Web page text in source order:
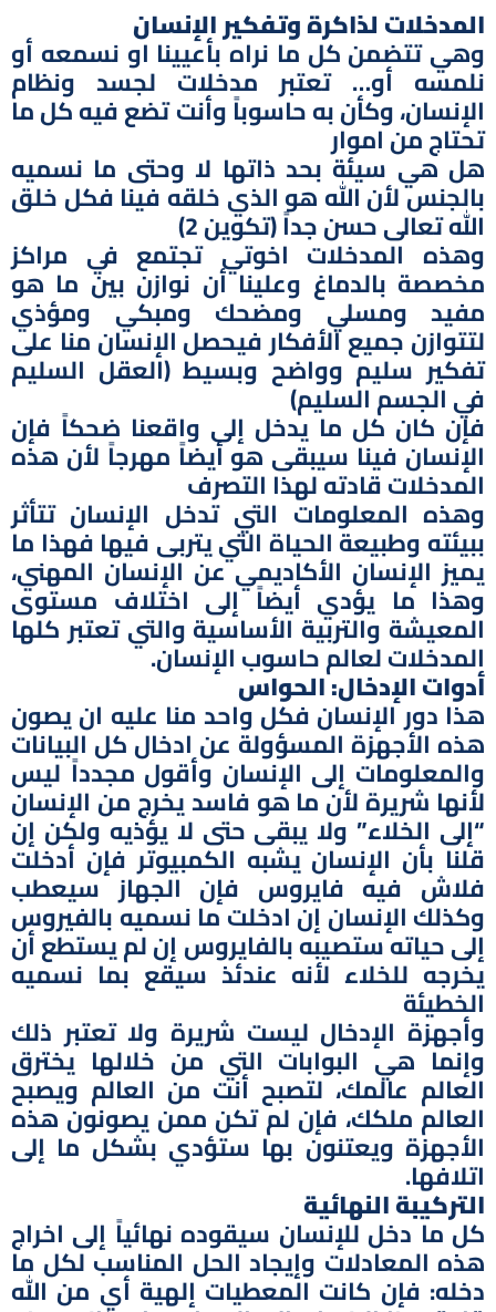
المدخلات لذاكرة وتفكير الإنسان
وهي تتضمن كل ما نراه بأعيينا او نسمعه أو
نلمسه أو… تعتبر مدخلات لجسد ونظام
الإنسان، وكأن به حاسوباً وأنت تضع فيه كل ما
تحتاج من اموار
هل هي سيئة بحد ذاتها لا وحتى ما نسميه
بالجنس لأن الله هو الذي خلقه فينا فكل خلق
الله تعالى حسن جداً (تكوين 2)
وهذه المدخلات اخوتي تجتمع في مراكز
مخصصة بالدماغ وعلينا أن نوازن بين ما هو
مفيد ومسلي ومضحك ومبكي ومؤذي
لتتوازن جميع الأفكار فيحصل الإنسان منا على
تفكير سليم وواضح وبسيط (العقل السليم
في الجسم السليم)
فإن كان كل ما يدخل إلى واقعنا ضحكاً فإن
الإنسان فينا سيبقى هو أيضاً مهرجاً لأن هذه
المدخلات قادته لهذا التصرف
وهذه المعلومات التي تدخل الإنسان تتأثر
ببيئته وطبيعة الحياة التي يتربى فيها فهذا ما
يميز الإنسان الأكاديمي عن الإنسان المهني،
وهذا ما يؤدي أيضاً إلى اختلاف مستوى
المعيشة والتربية الأساسية والتي تعتبر كلها
المدخلات لعالم حاسوب الإنسان.
أدوات الإدخال: الحواس
هذا دور الإنسان فكل واحد منا عليه ان يصون
هذه الأجهزة المسؤولة عن ادخال كل البيانات
والمعلومات إلى الإنسان وأقول مجدداً ليس
لأنها شريرة لأن ما هو فاسد يخرج من الإنسان
“إلى الخلاء” ولا يبقى حتى لا يؤذيه ولكن إن
قلنا بأن الإنسان يشبه الكمبيوتر فإن أدخلت
فلاش فيه فايروس فإن الجهاز سيعطب
وكذلك الإنسان إن ادخلت ما نسميه بالفيروس
إلى حياته ستصيبه بالفايروس إن لم يستطع أن
يخرجه للخلاء لأنه عندئذ سيقع بما نسميه
الخطيئة
وأجهزة الإدخال ليست شريرة ولا تعتبر ذلك
وإنما هي البوابات التي من خلالها يخترق
العالم عالمك، لتصبح أنت من العالم ويصبح
العالم ملكك، فإن لم تكن ممن يصونون هذه
الأجهزة ويعتنون بها ستؤدي بشكل ما إلى
اتلافها.
التركيبة النهائية
كل ما دخل للإنسان سيقوده نهائياً إلى اخراج
هذه المعادلات وإيجاد الحل المناسب لكل ما
دخله: فإن كانت المعطيات إلهية أي من الله